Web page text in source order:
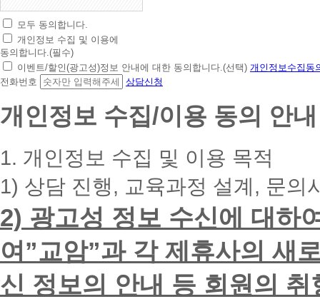
초
간
편
상
담
청
대
폰
입
력
시
면
빠
른
모두 동의합니다.
개인정보 수집 및 이용에
동의합니다.(필수)
이벤트/할인(광고성)정보 안내에 대한 동의합니다.(선택) 개인정보수집동
전화번호
상담신청
개인정보 수집/이용 동의 안내
1. 개인정보 수집 및 이용 목적
1) 상담 진행, 교육과정 설계, 문의
2) 광고성 정보 수신에 대하
여”교암”과 각 제휴사의 새
신 정보의 안내 등 회원의